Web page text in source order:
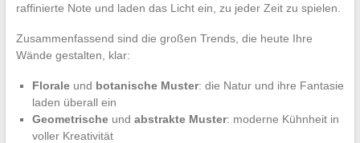
raffinierte Note und laden das Licht ein, zu jeder Zeit zu spielen.
Zusammenfassend sind die großen Trends, die heute Ihre
Wände gestalten, klar:
Floraleund botanische Muster: die Natur und ihre Fantasie
laden überall ein
Geometrischeund abstrakte Muster: moderne Kühnheit in
voller Kreativität